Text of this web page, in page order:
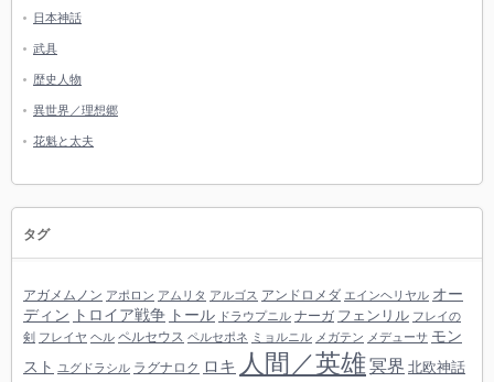
日本神話
武具
歴史人物
異世界／理想郷
花魁と太夫
タグ
アガメムノン アポロン アムリタ アルゴス アンドロメダ エインヘリヤル オー
ディン トロイア戦争 トール ドラウプニル ナーガ フェンリル フレイの
剣 フレイヤ ヘル ペルセウス ペルセポネ ミョルニル メガテン メデューサ モン
スト
ユグドラシル ラグナロク ロキ 人間／英雄冥界 北欧神話